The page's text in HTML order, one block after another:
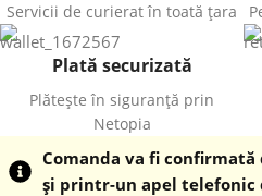
Servicii de curierat în toată țara
Plată securizată
Plătește în siguranță prin
Netopia
Comanda va fi
și printr-un apel telefonic